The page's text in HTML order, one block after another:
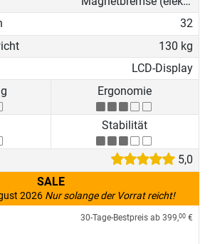
32
130 kg
LCD-Display
Ergonomie
Stabilität
5,0
SALE
2026 Nur solange der Vorrat reicht!
30-Tage-Bestpreis ab 399,00 €